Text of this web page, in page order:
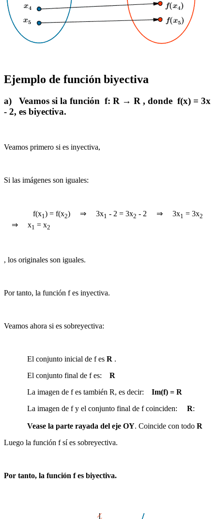
Ejemplo de función biyectiva
a) Veamos si la función f: R → R , donde f(x) = 3x
- 2, es biyectiva.
Veamos primero si es inyectiva,
Si las imágenes son iguales:
f(x1) = f(x2) ⇒ 3x1 - 2 = 3x2 - 2 ⇒ 3x1 = 3x2
⇒ x1 = x2
, los originales son iguales.
Por tanto, la función f es inyectiva.
Veamos ahora si es sobreyectiva:
El conjunto inicial de f es R .
El conjunto final de f es: R
La imagen de f es también R, es decir:
Im(f) = R
La imagen de f y el conjunto final de f coinciden: R:
Vease la parte rayada del eje OY. Coincide con todo R
Luego la función f sí es sobreyectiva.
Por tanto, la función f es biyectiva.